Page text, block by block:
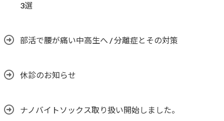
3選
部活で腰が痛い中高生へ / 分離症とその対策
休診のお知らせ
ナノバイトソックス取り扱い開始しました。